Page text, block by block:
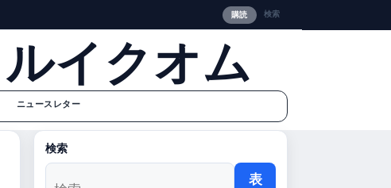
購読 検索
イクオム
ニュースレター
検索
表